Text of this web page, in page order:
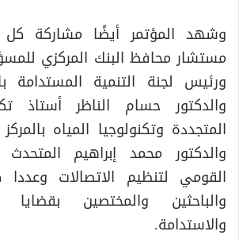
وشهد المؤتمر أيضًا مشاركة
مستشار محافظ البنك المركزي
ورئيس لجنة التنمية المستدامة
والدكتور حسام الناظر أستاذ
المتجددة وتكنولوجيا المياه
والدكتور محمد إبراهيم
القومي لتنظيم الاتصالات وعددا
والباحثين والمختصين بقضايا
والاستدامة.